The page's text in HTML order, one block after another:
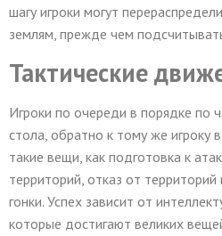
шагу игроки могут
землям, прежде чем
Тактические
Игроки по очереди в порядке по
стола, обратно к тому же игроку
такие вещи, как подготовка к
территорий, отказ от
гонки. Успех зависит от
которые достигают великих